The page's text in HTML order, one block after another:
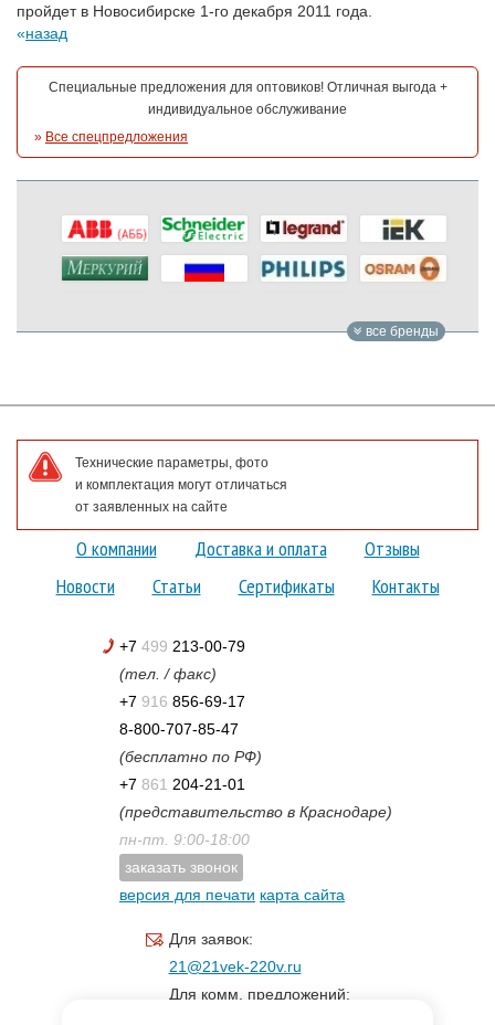
пройдет в Новосибирске 1-го декабря 2011 года.
назад
Специальные предложения для оптовиков! Отличная выгода +
индивидуальное обслуживание
» Все спецпредложения
все бренды
Технические параметры, фото
и комплектация могут отличаться
от заявленных на сайте
О компании Доставка и оплата
Отзывы
Новости
Статьи Сертификаты Контакты
+7 499 213-00-79
(тел. / факс)
+7 916 856-69-17
8-800-707-85-47
(бесплатно по РФ)
+7 861 204-21-01
(представительство в Краснодаре)
пн-пт. 9:00-18:00
заказать звонок
версия для печати карта сайта
Для заявок:
21@21vek-220v.ru
Для комм. предложений: